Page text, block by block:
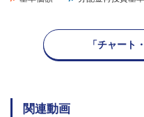
「チャート
関連動画